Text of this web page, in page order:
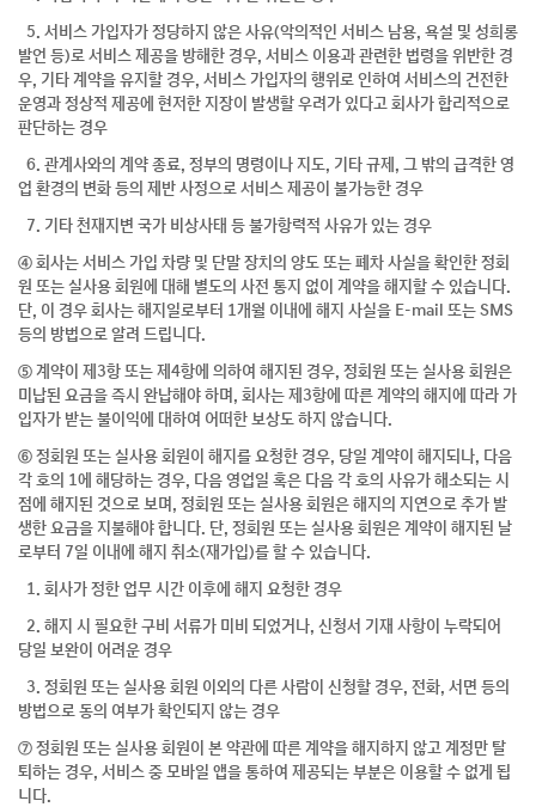
5. 서비스 가입자가 정당하지 않은 사유(악의적인 서비스 남용, 욕설 및 성희롱
발언 등)로 서비스 제공을 방해한 경우, 서비스 이용과 관련한 법령을 위반한 경
우, 기타 계약을 유지할 경우, 서비스 가입자의 행위로 인하여 서비스의 건전한
운영과 정상적 제공에 현저한 지장이 발생할 우려가 있다고 회사가 합리적으로
판단하는 경우
6. 관계사와의 계약 종료, 정부의 명령이나 지도, 기타 규제, 그 밖의 급격한 영
업 환경의 변화 등의 제반 사정으로 서비스 제공이 불가능한 경우
7. 기타 천재지변 국가 비상사태 등 불가항력적 사유가 있는 경우
④ 회사는 서비스 가입 차량 및 단말 장치의 양도 또는 폐차 사실을 확인한 정회
원 또는 실사용 회원에 대해 별도의 사전 통지 없이 계약을 해지할 수 있습니다.
단, 이 경우 회사는 해지일로부터 1개월 이내에 해지 사실을 E-mail 또는 SMS
등의 방법으로 알려 드립니다.
⑤ 계약이 제3항 또는 제4항에 의하여 해지된 경우, 정회원 또는 실사용 회원은
미납된 요금을 즉시 완납해야 하며, 회사는 제3항에 따른 계약의 해지에 따라 가
입자가 받는 불이익에 대하여 어떠한 보상도 하지 않습니다.
⑥ 정회원 또는 실사용 회원이 해지를 요청한 경우, 당일 계약이 해지되나, 다음
각 호의 1에 해당하는 경우, 다음 영업일 혹은 다음 각 호의 사유가 해소되는 시
점에 해지된 것으로 보며, 정회원 또는 실사용 회원은 해지의 지연으로 추가 발
생한 요금을 지불해야 합니다. 단, 정회원 또는 실사용 회원은 계약이 해지된 날
로부터 7일 이내에 해지 취소(재가입)를 할 수 있습니다.
1. 회사가 정한 업무 시간 이후에 해지 요청한 경우
2. 해지 시 필요한 구비 서류가 미비 되었거나, 신청서 기재 사항이 누락되어
당일 보완이 어려운 경우
3. 정회원 또는 실사용 회원 이외의 다른 사람이 신청할 경우, 전화, 서면 등의
방법으로 동의 여부가 확인되지 않는 경우
⑦ 정회원 또는 실사용 회원이 본 약관에 따른 계약을 해지하지 않고 계정만 탈
퇴하는 경우, 서비스 중 모바일 앱을 통하여 제공되는 부분은 이용할 수 없게 됩
니다.